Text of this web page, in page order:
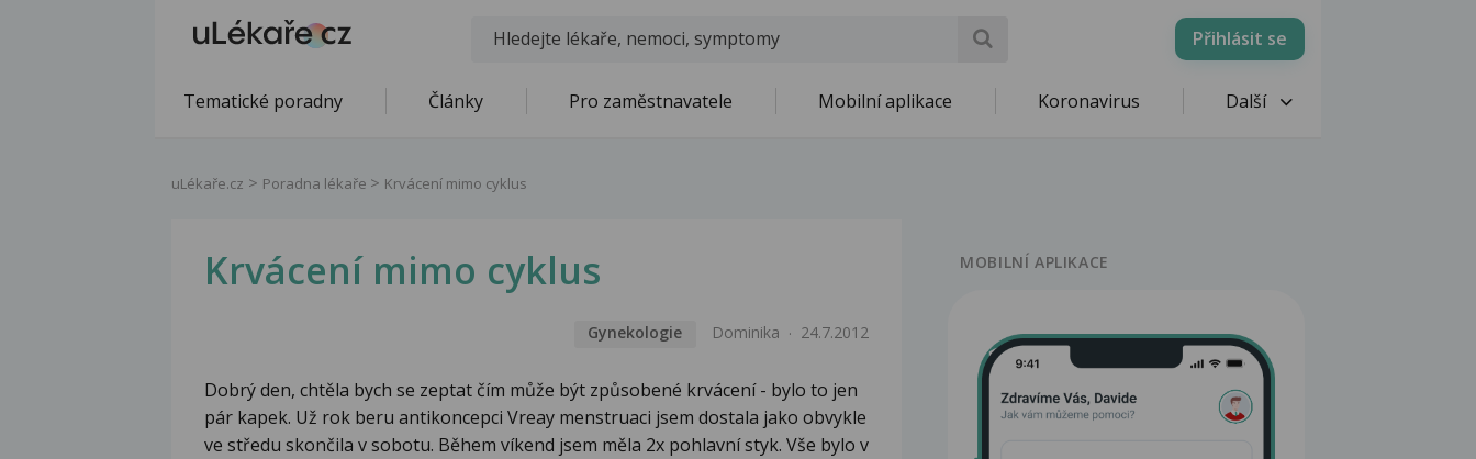
Přihlásit se
Tematické poradny Články Pro zaměstnavatele Mobilní aplikace Koronavirus Další
uLékaře.cz Poradna lékaře Krvácení mimo cyklus
Krvácení mimo cyklus
Gynekologie Dominika 24.7.2012
Dobrý den, chtěla bych se zeptat čím může být způsobené krvácení - bylo to jen
pár kapek. Už rok beru antikoncepci Vreay menstruaci jsem dostala jako obvykle
ve středu skončila v sobotu. Během víkend jsem měla 2x pohlavní styk. Vše bylo v
MOBILNÍ APLIKACE